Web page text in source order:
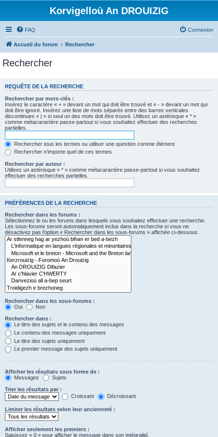
Korvigelloù An DROUIZIG
FAQ Connexion
Accueil du forum Rechercher
Rechercher
REQUÊTE DE LA RECHERCHE
Rechercher par mots-clés :
Insérez le caractère « + » devant un mot qui doit être trouvé et « - » devant un mot qui
doit être ignoré. Insérez une liste de mots séparés entre des barres verticales
discontinues « | » si seul un des mots doit être trouvé. Utilisez un astérisque « * »
comme métacaractère passe-partout si vous souhaitez effectuer des recherches
partielles.
Rechercher tous les termes ou utiliser une question comme élément
Rechercher n’importe quel de ces termes
Rechercher par auteur :
Utilisez un astérisque « * » comme métacaractère passe-partout si vous souhaitez
effectuer des recherches partielles.
PRÉFÉRENCES DE LA RECHERCHE
Rechercher dans les forums :
Sélectionnez le ou les forums dans lesquels vous souhaitez effectuer une recherche.
Les sous-forums seront automatiquement inclus dans la recherche si vous ne
désactivez pas l’option « Rechercher dans les sous-forums » affichée ci-dessous.
Rechercher dans les sous-forums :
Oui
Non
Rechercher dans :
Le titre des sujets et le contenu des messages
Le contenu des messages uniquement
Le titre des sujets uniquement
Le premier message des sujets uniquement
Afficher les résultats sous forme de :
Messages
Sujets
Trier les résultats par :
Croissant
Décroissant
Limiter les résultats selon leur ancienneté :
Afficher seulement les premiers :
Saisissez « 0 » pour afficher le message dans son intégralité.